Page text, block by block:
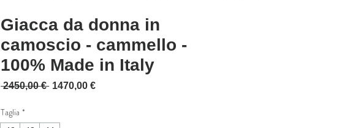
Giacca da donna in
camoscio - cammello -
100% Made in Italy
2450,00 € Prezzo regolare
1470,00 €Prezzo scontato
Taglia *